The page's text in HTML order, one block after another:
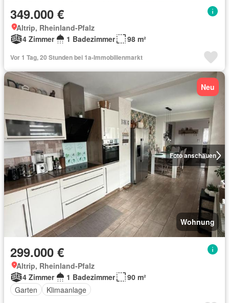
349.000 €
Altrip, Rheinland-Pfalz
4 Zimmer
1 Badezimmer 98 m²
Vor 1 Tag, 20 Stunden bei 1a-Immobilienmarkt
Foto anschauen
Neu
Wohnung
299.000 €
Altrip, Rheinland-Pfalz
4 Zimmer
1 Badezimmer
90 m²
Garten
Klimaanlage